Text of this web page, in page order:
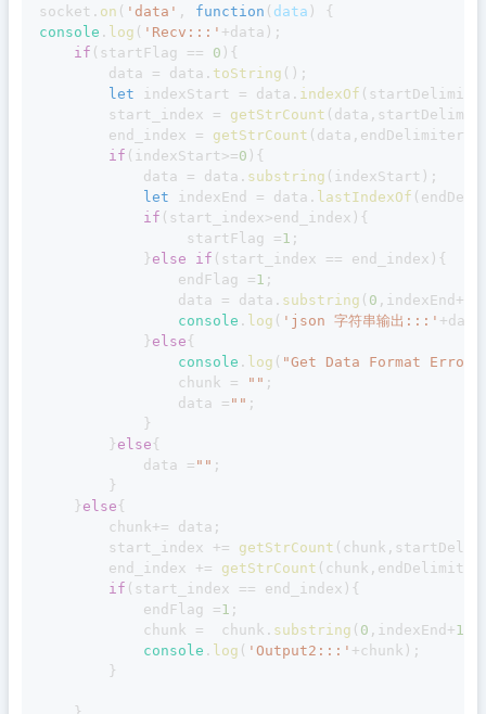
socket . on ( 'data' , function ( data )
{
console . log ( 'Recv:::' +data ) ;
if ( startFlag == 0 ) {
		data
= data . toString ( ) ;
let indexStart = data . indexOf (
		start_index
= getStrCount ( data ,
		end_index
= getStrCount ( data , endDelimiter
if ( indexStart >=0 ) {
			data
= data . substring ( indexStart ) ;
let indexEnd = data . lastIndexOf (
if ( start_index>end_index ) {
				 startFlag
=1 ;
} else if ( start_index == end_index ) {
				endFlag
=1 ;
				data
= data . substring ( 0 , indexEnd +
console . log ( 'json 字符串输出:::' +data
} else {
console . log ( "Get Data Format Error"
				chunk
= "" ;
				data
= "" ;
}
} else {
			data
= "" ;
}
} else {
		chunk
+= data ;
		start_index
+= getStrCount ( chunk ,
		end_index
+= getStrCount ( chunk , endDelimiter
if ( start_index == end_index ) {
			endFlag
=1 ;
			chunk
=
  chunk
. substring ( 0 , indexEnd +1
console . log ( 'Output2:::' +chunk ) ;
}